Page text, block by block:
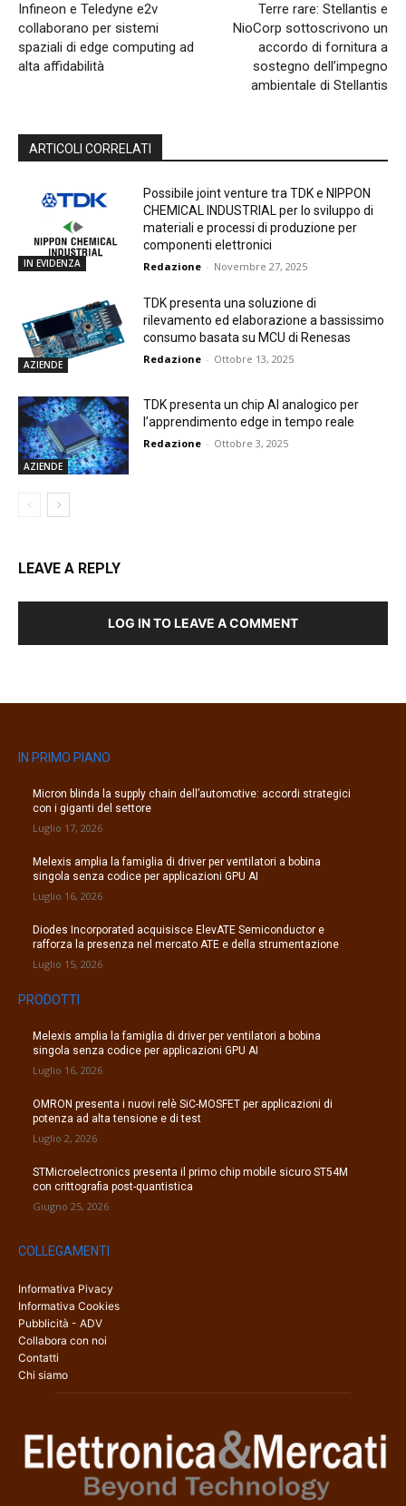
Infineon e Teledyne e2v
collaborano per sistemi
spaziali di edge computing ad
alta affidabilità
Terre rare: Stellantis e
NioCorp sottoscrivono un
accordo di fornitura a
sostegno dell’impegno
ambientale di Stellantis
ARTICOLI CORRELATI
IN EVIDENZA
Possibile joint venture tra TDK e NIPPON
CHEMICAL INDUSTRIAL per lo sviluppo di
materiali e processi di produzione per
componenti elettronici
Redazione - Novembre 27, 2025
AZIENDE
TDK presenta una soluzione di
rilevamento ed elaborazione a bassissimo
consumo basata su MCU di Renesas
Redazione - Ottobre 13, 2025
AZIENDE
TDK presenta un chip AI analogico per
l’apprendimento edge in tempo reale
Redazione - Ottobre 3, 2025
LEAVE A REPLY
LOG IN TO LEAVE A COMMENT
IN PRIMO PIANO
Micron blinda la supply chain dell’automotive: accordi strategici
con i giganti del settore
Luglio 17, 2026
Melexis amplia la famiglia di driver per ventilatori a bobina
singola senza codice per applicazioni GPU AI
Luglio 16, 2026
Diodes Incorporated acquisisce ElevATE Semiconductor e
rafforza la presenza nel mercato ATE e della strumentazione
Luglio 15, 2026
PRODOTTI
Melexis amplia la famiglia di driver per ventilatori a bobina
singola senza codice per applicazioni GPU AI
Luglio 16, 2026
OMRON presenta i nuovi relè SiC-MOSFET per applicazioni di
potenza ad alta tensione e di test
Luglio 2, 2026
STMicroelectronics presenta il primo chip mobile sicuro ST54M
con crittografia post-quantistica
Giugno 25, 2026
COLLEGAMENTI
Informativa Pivacy
Informativa Cookies
Pubblicità - ADV
Collabora con noi
Contatti
Chi siamo